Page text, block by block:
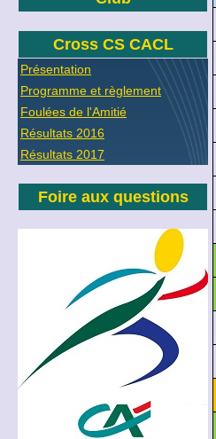
Cross CS CACL
Présentation
Programme et règlement
Foulées de l'Amitié
Résultats 2016
Résultats 2017
Foire aux questions